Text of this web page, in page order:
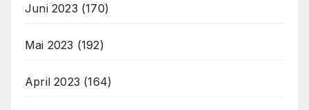
Juni 2023 (170)
Mai 2023 (192)
April 2023 (164)